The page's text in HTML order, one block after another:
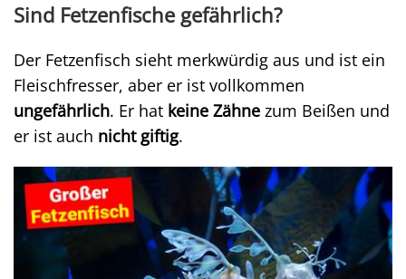
Sind Fetzenfische gefährlich?
Der Fetzenfisch sieht merkwürdig aus und ist ein
Fleischfresser, aber er ist vollkommen
ungefährlich. Er hat keine Zähne zum Beißen und
er ist auch nicht giftig.